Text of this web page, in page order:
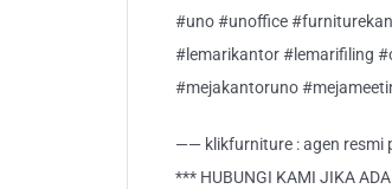
#uno #unoffice
#lemarikantor #lemarifiling
#mejakantoruno
—— klikfurniture : agen
*** HUBUNGI KAMI JIKA